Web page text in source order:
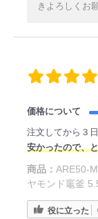
きよろしくお
価格について
注文してから３
安かったので、
商品： ARE50-
ヤモンド竈釜
役に立った